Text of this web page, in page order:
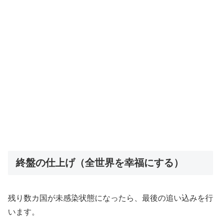
終盤の仕上げ（全世界を幸福にする）
残り数カ国が未感染状態になったら、最後の追い込みを行
います。